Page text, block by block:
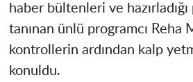
haber bültenleri ve
tanınan ünlü programcı Reha
kontrollerin ardından kalp
konuldu.